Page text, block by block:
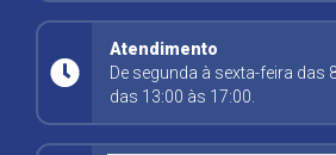
Atendimento
De segunda à sexta-feira das
das 13:00 às 17:00.